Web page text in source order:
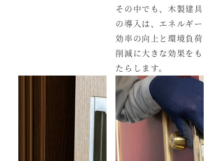
その中でも、木製建具
の導入は、エネルギー
効率の向上と環境負荷
削減に大きな効果をも
たらします。